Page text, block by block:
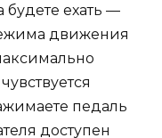
будете ехать —
движения
педаль
доступен